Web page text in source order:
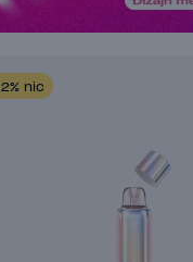
2% nic